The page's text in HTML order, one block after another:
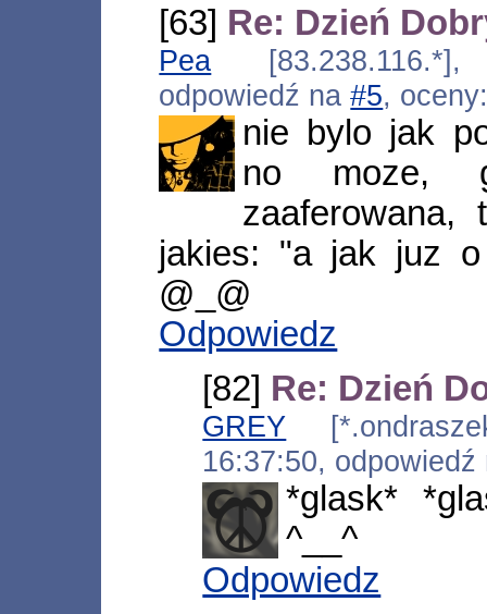
[63] Re: Dzień
Pea [83.238.116.*],
odpowiedź na#5,
nie bylo jak
no moze,
jakies: "a jak juz
@_@
Odpowiedz
[82] Re: Dzień
GREY
16:37:50,
*glask*
^__^
Odpowiedz